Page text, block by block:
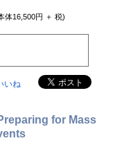
体16,500円 ＋ 税)
いね
for Mass